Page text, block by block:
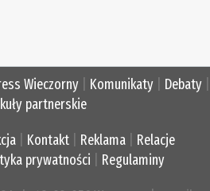
Wieczorny Komunikaty Debaty
partnerskie
Kontakt Reklama
Relacje
prywatności Regulaminy